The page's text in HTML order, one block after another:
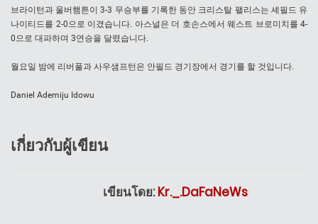
브라이턴과 울버햄튼이 3-3 무승부를 기록한 동안 크리스탈 팰리스는 셰필드 유
나이티드를 2-0으로 이겼습니다. 아스널은 더 호손스에서 웨스트 브로미치를 4-
0으로 대파하며 3연승을 달렸습니다.
월요일 밤에 리버풀과 사우샘프턴은 안필드 경기장에서 경기를 할 것입니다.
Daniel Ademiju Idowu
เกี่ยวกับผู้เขียน
เขียนโดย:Kr._.DaFaNeWs